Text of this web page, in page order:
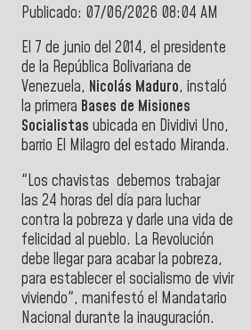
Publicado: 07/06/2026 08:04 AM
El 7 de junio del 2014, el presidente
de la República Bolivariana de
Venezuela, Nicolás Maduro, instaló
la primera Bases de Misiones
Socialistas ubicada en Dividivi Uno,
barrio El Milagro del estado Miranda.
"Los chavistas debemos trabajar
las 24 horas del día para luchar
contra la pobreza y darle una vida de
felicidad al pueblo. La Revolución
debe llegar para acabar la pobreza,
para establecer el socialismo de vivir
viviendo", manifestó el Mandatario
Nacional durante la inauguración.